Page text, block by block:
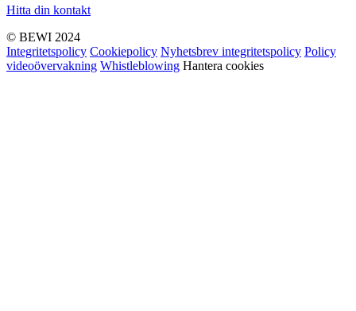
Hitta din kontakt
© BEWI 2024
Integritetspolicy Cookiepolicy Nyhetsbrev integritetspolicy Policy
videoövervakning Whistleblowing Hantera cookies